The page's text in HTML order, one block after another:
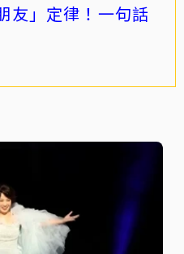
友」定律！一句話